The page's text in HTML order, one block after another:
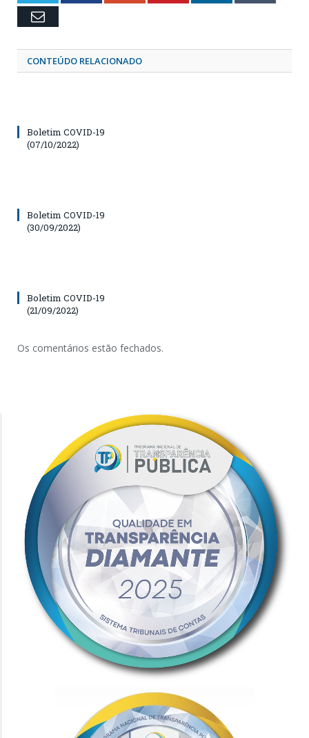
Email
CONTEÚDO RELACIONADO
Boletim COVID-19
(07/10/2022)
Boletim COVID-19
(30/09/2022)
Boletim COVID-19
(21/09/2022)
Os comentários estão fechados.